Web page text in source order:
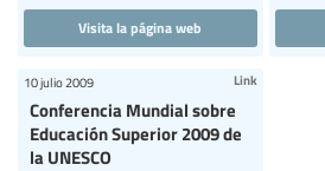
Visita la página web
Conferencia Mundial sobre
Educación Superior 2009 de
la UNESCO
10 julio 2009 Link